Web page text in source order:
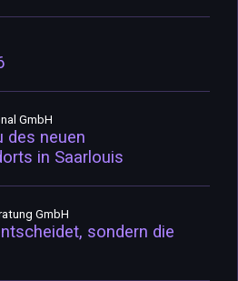
GmbH
des neuen
in Saarlouis
GmbH
sondern die